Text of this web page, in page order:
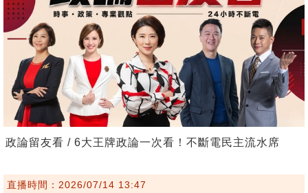
政論留友看 / 6大王牌政論一次看！不斷電民主流水席
直播時間：2026/07/14 13:47